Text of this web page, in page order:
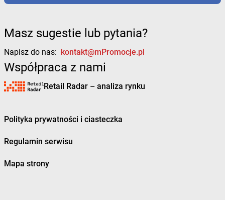
Masz sugestie lub pytania?
Napisz do nas: kontakt@mPromocje.pl
Współpraca z nami
Retail Radar – analiza rynku
Polityka prywatności i ciasteczka
Regulamin serwisu
Mapa strony